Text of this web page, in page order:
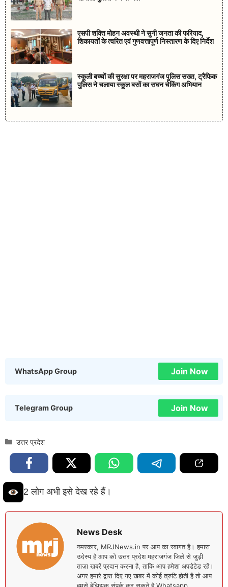
एसपी शक्ति मोहन अवस्थी ने सुनी जनता की फरियाद,
शिकायतों के त्वरित एवं गुणवत्तापूर्ण निस्तारण के दिए निर्देश
स्कूली बच्चों की सुरक्षा पर महराजगंज पुलिस सख्त, ट्रैफिक
पुलिस ने चलाया स्कूल बसों का सघन चेकिंग अभियान
WhatsApp Group Join Now
Telegram Group Join Now
Categories
उत्तर प्रदेश
2 लोग अभी इसे देख रहे हैं।
News Desk
नमस्कार, MRJNews.in पर आप का स्वागत है। हमारा
उदेस्य है आप को उत्तर प्रदेश महराजगंज जिले से जुड़ी
ताज़ा खबरें प्रदान करना है, ताकि आप हमेशा अपडेटेड रहें।
अगर हमारे द्वारा दिए गए खबर में कोई त्रुटि होती है तो आप
हमसे बेझिझक संपर्क कर सकते है Whatsapp